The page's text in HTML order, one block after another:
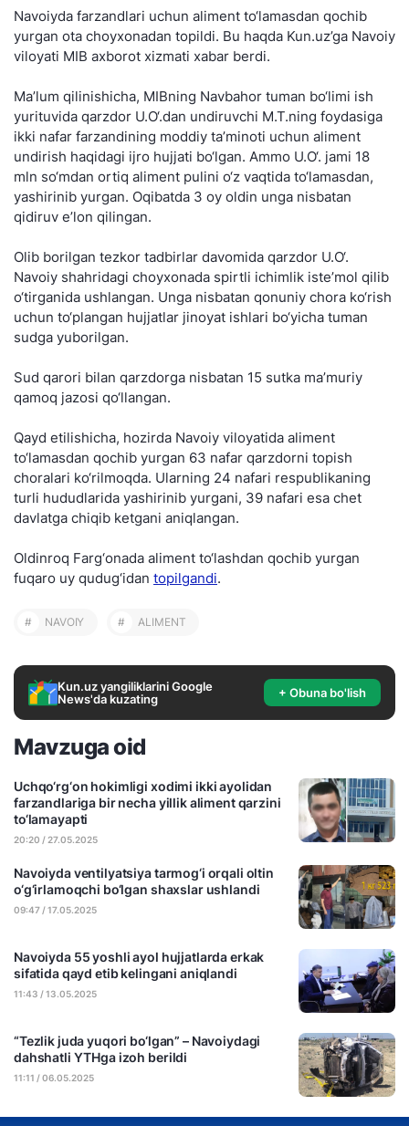
Navoiyda farzandlari uchun aliment to‘lamasdan qochib
yurgan ota choyxonadan topildi. Bu haqda Kun.uz’ga Navoiy
viloyati MIB axborot xizmati xabar berdi.
Ma’lum qilinishicha, MIBning Navbahor tuman bo‘limi ish
yurituvida qarzdor U.O‘.dan undiruvchi M.T.ning foydasiga
ikki nafar farzandining moddiy ta’minoti uchun aliment
undirish haqidagi ijro hujjati bo‘lgan. Ammo U.O‘. jami 18
mln so‘mdan ortiq aliment pulini o‘z vaqtida to‘lamasdan,
yashirinib yurgan. Oqibatda 3 oy oldin unga nisbatan
qidiruv e’lon qilingan.
Olib borilgan tezkor tadbirlar davomida qarzdor U.O‘.
Navoiy shahridagi choyxonada spirtli ichimlik iste’mol qilib
o‘tirganida ushlangan. Unga nisbatan qonuniy chora ko‘rish
uchun to‘plangan hujjatlar jinoyat ishlari bo‘yicha tuman
sudga yuborilgan.
Sud qarori bilan qarzdorga nisbatan 15 sutka ma’muriy
qamoq jazosi qo‘llangan.
Qayd etilishicha, hozirda Navoiy viloyatida aliment
to‘lamasdan qochib yurgan 63 nafar qarzdorni topish
choralari ko‘rilmoqda. Ularning 24 nafari respublikaning
turli hududlarida yashirinib yurgani, 39 nafari esa chet
davlatga chiqib ketgani aniqlangan.
Oldinroq Farg‘onada aliment to‘lashdan qochib yurgan
fuqaro uy qudug‘idan topilgandi.
# NAVOIY # ALIMENT
Kun.uz yangiliklarini Google
News'da kuzating
+ Obuna bo'lish
Mavzuga oid
Uchqo‘rg‘on hokimligi xodimi ikki ayolidan
farzandlariga bir necha yillik aliment qarzini
to‘lamayapti
20:20 / 27.05.2025
Navoiyda ventilyatsiya tarmog‘i orqali oltin
o‘g‘irlamoqchi bo‘lgan shaxslar ushlandi
09:47 / 17.05.2025
Navoiyda 55 yoshli ayol hujjatlarda erkak
sifatida qayd etib kelingani aniqlandi
11:43 / 13.05.2025
“Tezlik juda yuqori bo‘lgan” – Navoiydagi
dahshatli YTHga izoh berildi
11:11 / 06.05.2025